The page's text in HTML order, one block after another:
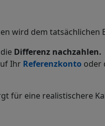
wird dem
Differenz nachzahlen.
Ihr Referenzkonto oder
für eine realistischere